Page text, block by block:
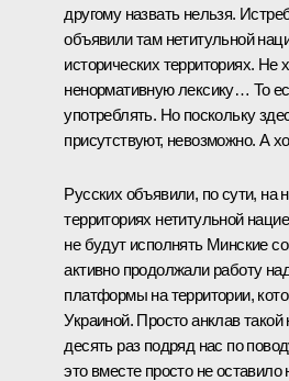
другому назвать нельзя.
объявили там нетитульной
исторических территориях. Не
ненормативную лексику… То
употреблять. Но поскольку
присутствуют, невозможно. А
Русских объявили, по сути, на
территориях нетитульной
не будут исполнять Минские
активно продолжали работу
платформы на территории,
Украиной. Просто анклав
десять раз подряд нас по
это вместе просто не